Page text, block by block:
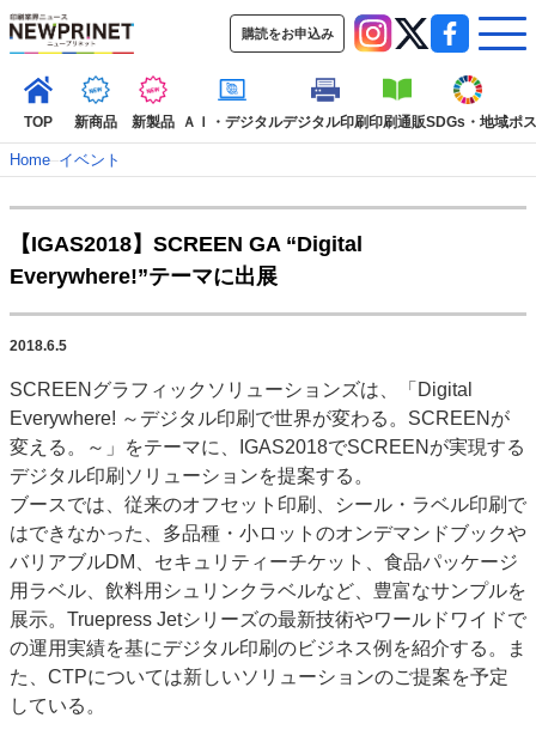
購読をお申込み
TOP 新商品 新製品 ＡＩ・デジタルデジタル印刷印刷通販SDGs・地域ポ
新着記事 特集記事
インタビュー
コレクション
SDGs・地域
ポストプレス ビジネス イベント 信用情報
業界
市場・統計
人事・移転・異動・訃報
特集記事カテゴリー一覧
2022 見える化・MIS特集
特集・デジタル印刷 アイデアで勝負！ ～多様なビジネス・多彩な商材～
JAPAN PACK 2023 特集
中古印刷機・製本機特集
2022 検査・校正特集
特集・デジタル印刷 ～ 新成長軌道を描く
案内
発刊案内
Home–イベント
【IGAS2018】SCREEN GA “Digital
Everywhere!”テーマに出展
2018.6.5
SCREENグラフィックソリューションズは、「Digital
Everywhere! ～デジタル印刷で世界が変わる。SCREENが
変える。～」をテーマに、IGAS2018でSCREENが実現する
デジタル印刷ソリューションを提案する。
ブースでは、従来のオフセット印刷、シール・ラベル印刷で
はできなかった、多品種・小ロットのオンデマンドブックや
バリアブルDM、セキュリティーチケット、食品パッケージ
用ラベル、飲料用シュリンクラベルなど、豊富なサンプルを
展示。Truepress Jetシリーズの最新技術やワールドワイドで
の運用実績を基にデジタル印刷のビジネス例を紹介する。ま
た、CTPについては新しいソリューションのご提案を予定
している。